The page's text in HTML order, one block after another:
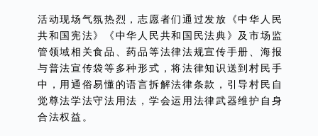
活动现场气氛热烈，志愿者们通过发放《中华人民
共和国宪法》《中华人民共和国民法典》及市场监
管领域相关食品、药品等法律法规宣传手册、海报
与普法宣传袋等多种形式，将法律知识送到村民手
中，用通俗易懂的语言拆解法律条款，引导村民自
觉尊法学法守法用法，学会运用法律武器维护自身
合法权益。